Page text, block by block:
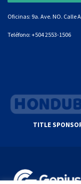
Oficinas: 9a. Ave. NO. Calle
Teléfono: +504 2553-1506
TITLE